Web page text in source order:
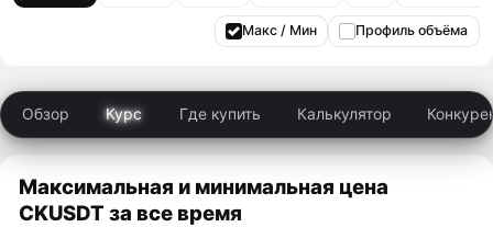
Макс / Мин Профиль объёма
Обзор Курс Где купить Калькулятор
Максимальная и минимальная цена
CKUSDT за все время